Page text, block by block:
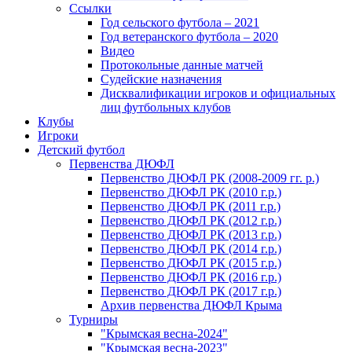
Ссылки
Год сельского футбола – 2021
Год ветеранского футбола – 2020
Видео
Протокольные данные матчей
Судейские назначения
Дисквалификации игроков и официальных
лиц футбольных клубов
Клубы
Игроки
Детский футбол
Первенства ДЮФЛ
Первенство ДЮФЛ РК (2008-2009 гг. р.)
Первенство ДЮФЛ РК (2010 г.р.)
Первенство ДЮФЛ РК (2011 г.р.)
Первенство ДЮФЛ РК (2012 г.р.)
Первенство ДЮФЛ РК (2013 г.р.)
Первенство ДЮФЛ РК (2014 г.р.)
Первенство ДЮФЛ РК (2015 г.р.)
Первенство ДЮФЛ РК (2016 г.р.)
Первенство ДЮФЛ РК (2017 г.р.)
Архив первенства ДЮФЛ Крыма
Турниры
"Крымская весна-2024"
"Крымская весна-2023"